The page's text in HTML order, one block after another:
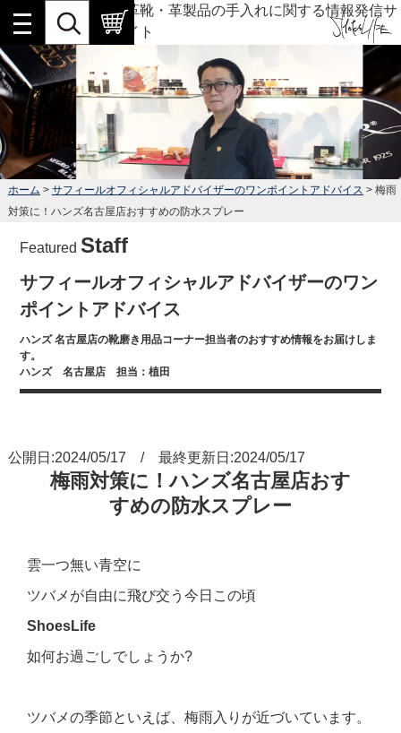
革靴・革製品の手入れに関する情報発信サ
イト
ホーム > サフィールオフィシャルアドバイザーのワンポイントアドバイス > 梅雨
対策に！ハンズ名古屋店おすすめの防水スプレー
FeaturedStaff
サフィールオフィシャルアドバイザーのワン
ポイントアドバイス
ハンズ 名古屋店の靴磨き用品コーナー担当者のおすすめ情報をお届けしま
す。
ハンズ 名古屋店 担当：植田
公開日:2024/05/17 / 最終更新日:2024/05/17
梅雨対策に！ハンズ名古屋店おす
すめの防水スプレー
雲一つ無い青空に
ツバメが自由に飛び交う今日この頃
ShoesLife
如何お過ごしでしょうか?
ツバメの季節といえば、梅雨入りが近づいています。